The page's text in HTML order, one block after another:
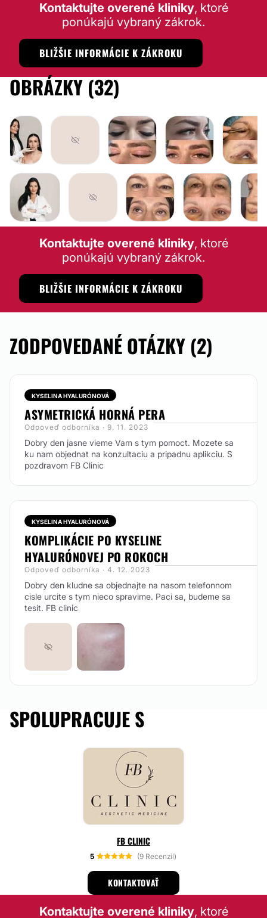
Kontaktujte overené kliniky, ktoré
ponúkajú vybraný zákrok.
BLIŽŠIE INFORMÁCIE K ZÁKROKU
OBRÁZKY (32)
LABIOPLASTIKA BLEFAROPLASTIKABLEFAROPLASTIKA
Kontaktujte overené kliniky, ktoré
ponúkajú vybraný zákrok.
BLIŽŠIE INFORMÁCIE K ZÁKROKU
ZODPOVEDANÉ OTÁZKY (2)
KYSELINA HYALURÓNOVÁ
ASYMETRICKÁ HORNÁ PERA
Odpoveď odborníka · 9. 11. 2023
Dobry den jasne vieme Vam s tym pomoct. Mozete sa
ku nam objednat na konzultaciu a pripadnu aplikciu. S
pozdravom FB Clinic
KYSELINA HYALURÓNOVÁ
KOMPLIKÁCIE PO KYSELINE
HYALURÓNOVEJ PO ROKOCH
Odpoveď odborníka · 4. 12. 2023
Dobry den kludne sa objednajte na nasom telefonnom
cisle urcite s tym nieco spravime. Paci sa, budeme sa
tesit. FB clinic
SPOLUPRACUJE S
FB CLINIC
5 (9 Recenzií)
KONTAKTOVAŤ
Kontaktujte overené kliniky, ktoré